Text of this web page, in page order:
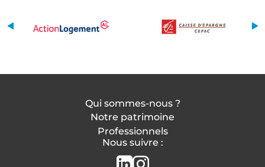
Qui sommes-nous ?
Notre patrimoine
Professionnels
Nous suivre :